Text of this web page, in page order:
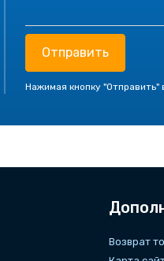
Отправить
Нажимая кнопку "Отправить"
Возврат